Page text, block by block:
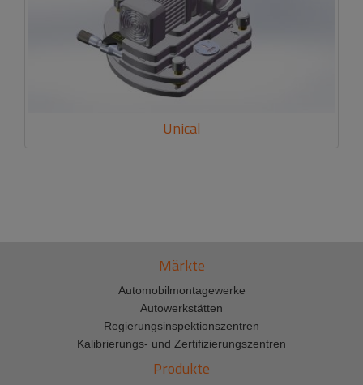
Unical
Märkte
Automobilmontagewerke
Autowerkstätten
Regierungsinspektionszentren
Kalibrierungs- und Zertifizierungszentren
Produkte